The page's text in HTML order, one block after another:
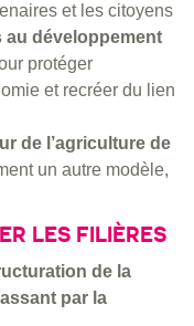
et les citoyens
développement
protéger
et recréer du lien
de l’agriculture de
un autre modèle,
LES FILIÈRES
de la
par la